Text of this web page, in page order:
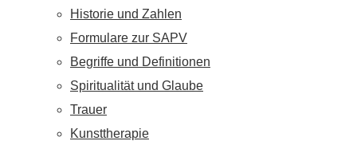
Historie und Zahlen
Formulare zur SAPV
Begriffe und Definitionen
Spiritualität und Glaube
Trauer
Kunsttherapie